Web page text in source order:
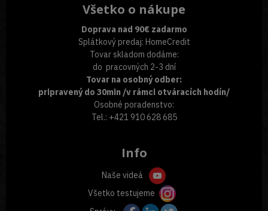
Všetko o nákupe
Doprava nad 90€ zadarmo
Splátkový predaj: HomeCredit
Tovar skladom dodáme:
do pracovných 2-3 dní
Tovar na osobný odber:
pripravený do 30min /v rámci otváracích hodín/
Osobné poradenstvo:
Tel.: +421 910 628 685
Info
Naše videá
Všetko testujeme